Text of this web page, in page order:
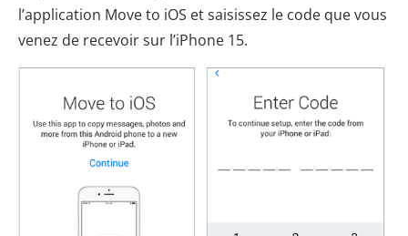
l’application Move to iOS et saisissez le code que vous
venez de recevoir sur l’iPhone 15.